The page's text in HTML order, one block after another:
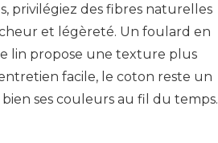
privilégiez des fibres naturelles
et légèreté. Un foulard en
lin propose une texture plus
facile, le coton reste un
ses couleurs au fil du temps.